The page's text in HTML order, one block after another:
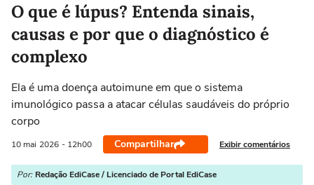
O que é lúpus? Entenda sinais,
causas e por que o diagnóstico é
complexo
Ela é uma doença autoimune em que o sistema
imunológico passa a atacar células saudáveis do próprio
corpo
10 mai 2026 - 12h00 Compartilhar Exibir comentários
Por: Redação EdiCase / Licenciado de Portal EdiCase